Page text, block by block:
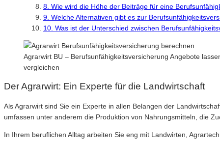
8. Wie wird die Höhe der Beiträge für eine
9. Welche Alternativen gibt es zur
10. Was ist der Unterschied zwischen
Agrarwirt BU – Berufsunfähigkeitsversicherung Angebote
vergleichen
Der Agrarwirt: Ein Experte für die Landwirtschaft
Als Agrarwirt sind Sie ein Experte in allen Belangen der
umfassen unter anderem die Produktion von Nahrungsmitteln, die
In Ihrem beruflichen Alltag arbeiten Sie eng mit Landwirten,